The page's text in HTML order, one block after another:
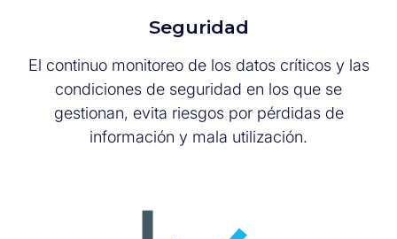
Seguridad
El continuo monitoreo de los datos críticos y las
condiciones de seguridad en los que se
gestionan, evita riesgos por pérdidas de
información y mala utilización.